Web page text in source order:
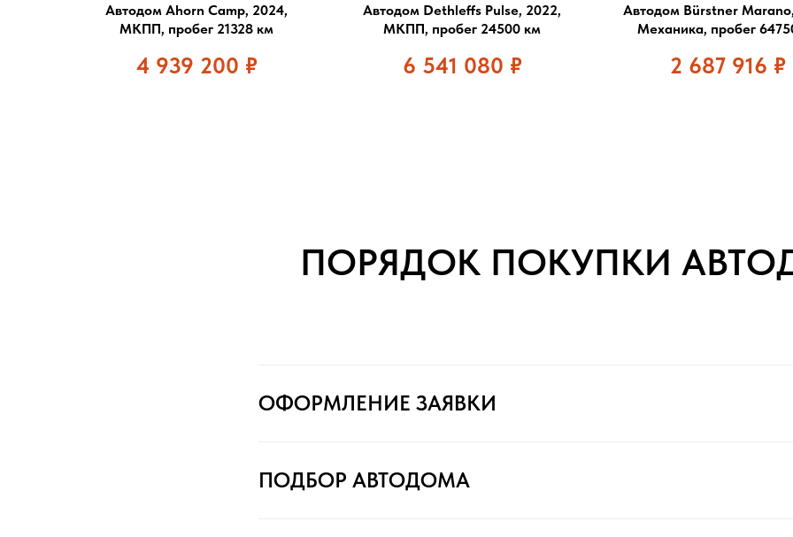
Автодом Ahorn Camp, 2024,
МКПП, пробег 21328 км
4 939 200 ₽
Автодом Dethleffs Pulse, 2022,
МКПП, пробег 24500 км
6 541 080 ₽
Автодом Bürstner
Механика, пробег
2 687 916 ₽
ПОРЯДОК ПОКУПКИ
ОФОРМЛЕНИЕ ЗАЯВКИ
ПОДБОР АВТОДОМА